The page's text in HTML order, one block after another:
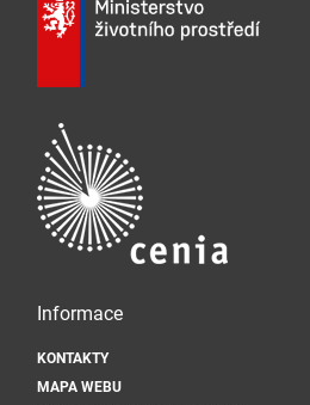
Informace
KONTAKTY
MAPA WEBU